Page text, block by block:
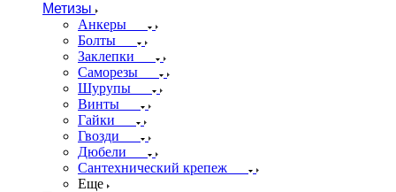
Метизы
Анкеры
Болты
Заклепки
Саморезы
Шурупы
Винты
Гайки
Гвозди
Дюбели
Сантехнический крепеж
Еще